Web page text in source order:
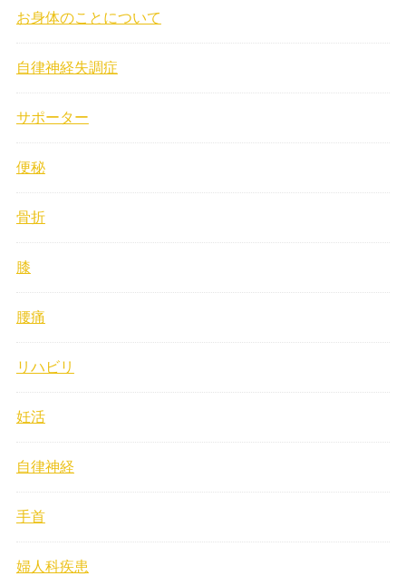
お身体のことについて
自律神経失調症
サポーター
便秘
骨折
膝
腰痛
リハビリ
妊活
自律神経
手首
婦人科疾患